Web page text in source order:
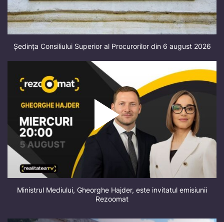
Ședința Consiliului Superior al Procurorilor din 6 august 2026
Ministrul Mediului, Gheorghe Hajder, este invitatul emisiunii
Rezoomat